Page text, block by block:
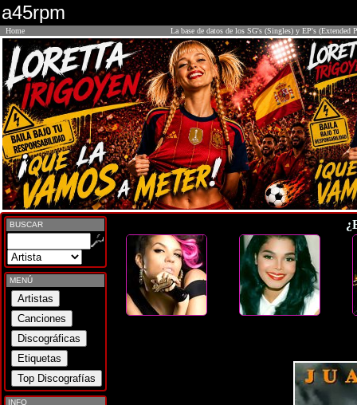
a45rpm
Home La base de datos de los SG's (Singles) y EP's (Extended
BUSCAR
MENÚ
INFO